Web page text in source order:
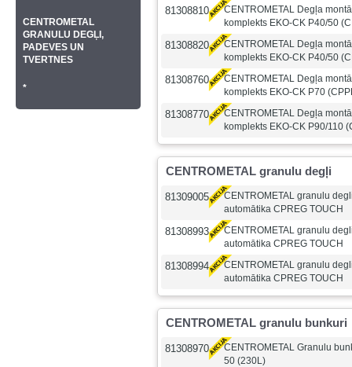
81308810
CENTROMETAL Degļa
komplekts EKO-CK P40/50
81308820
CENTROMETAL Degļa
komplekts EKO-CK P40/50
81308760
CENTROMETAL Degļa
komplekts EKO-CK P70
81308770
CENTROMETAL Degļa
komplekts EKO-CK P90/110
CENTROMETAL granulu degļi
81309005
CENTROMETAL granulu
automātika CPREG TOUCH
81308993
CENTROMETAL granulu
automātika CPREG TOUCH
81308994
CENTROMETAL granulu
automātika CPREG TOUCH
CENTROMETAL granulu bunkuri
81308970
CENTROMETAL Granulu
50 (230L)
CENTROMETAL
GRANULU DEGĻI,
PADEVES UN
TVERTNES
*